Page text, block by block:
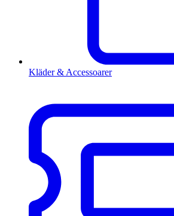
Kläder & Accessoarer